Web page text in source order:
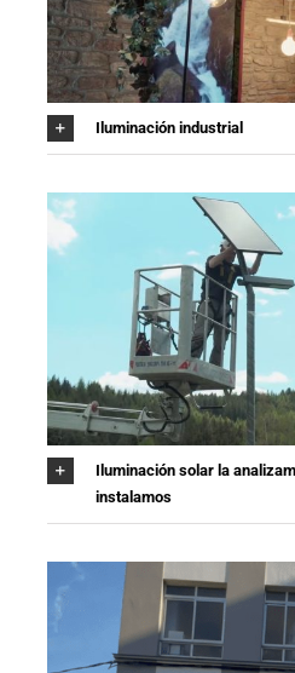
Iluminación industrial
Iluminación solar la
instalamos